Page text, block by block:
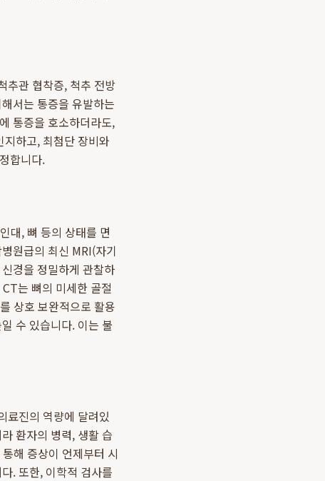
추관 협착증, 척추 전방
서는 통증을 유발하는
통증을 호소하더라도,
하고, 최첨단 장비와
합니다.
대, 뼈 등의 상태를 면
원급의 최신 MRI(자기
경을 정밀하게 관찰하
는 뼈의 미세한 골절
상호 보완적으로 활용
수 있습니다. 이는 불
료진의 역량에 달려있
환자의 병력, 생활 습
해 증상이 언제부터 시
. 또한, 이학적 검사를